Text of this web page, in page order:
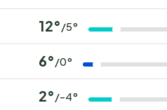
12° /5°
6° /0°
2° /-4°